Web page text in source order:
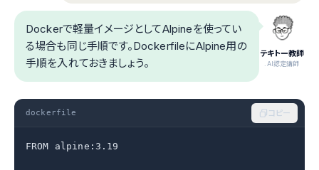
テキトー教師
.AI認定講師
Dockerで軽量イメージとしてAlpineを使ってい
る場合も同じ手順です。DockerfileにAlpine用の
手順を入れておきましょう。
dockerfile コピー
FROM alpine:3.19